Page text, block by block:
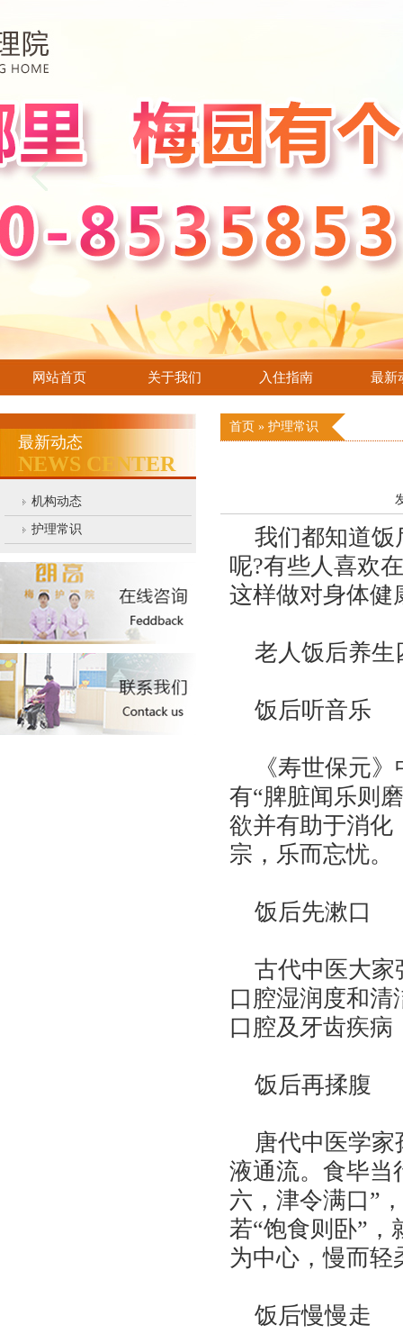
网站首页 关于我们 入住指南 最新
最新动态
NEWS CENTER
机构动态
护理常识
首页 » 护理常识
我们都知道饭
呢?有些人喜欢
这样做对身体健
老人饭后养生
饭后听音乐
《寿世保元》
有“脾脏闻乐则
欲并有助于消化
宗，乐而忘忧。
饭后先漱口
古代中医大家
口腔湿润度和清
口腔及牙齿疾病
饭后再揉腹
唐代中医学家
液通流。食毕当
六，津令满口”
若“饱食则卧”，
为中心，慢而轻
饭后慢慢走